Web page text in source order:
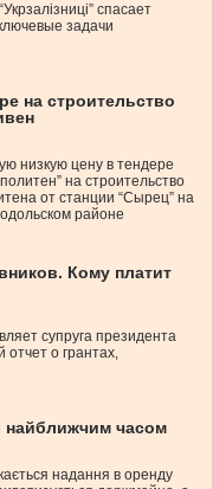
спасает
задачи
на строительство
низкую цену в тендере
на строительство
от станции “Сырец” на
районе
Кому платит
супруга президента
о грантах,
найближчим часом
надання в оренду